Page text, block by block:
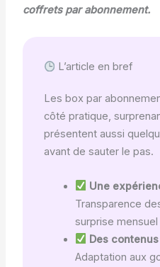
coffrets par abonnement.
L’article en bref
Les box par
côté pratique,
présentent aussi
avant de sauter le pas.
Une
Transparence
surprise mensuel
Des
Adaptation aux